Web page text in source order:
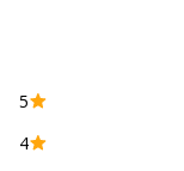
5
4